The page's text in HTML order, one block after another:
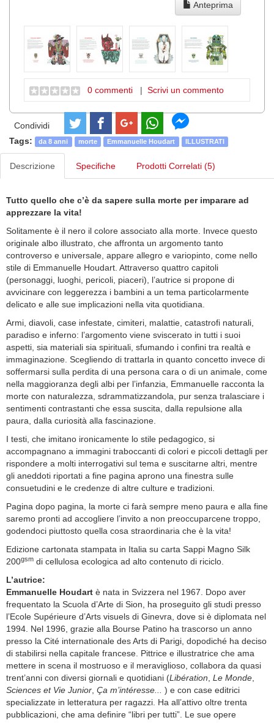
Anteprima
0 commenti | Scrivi un commento
Condividi
Tags:
da 8 anni morte Emmanuelle Houdart ILLUSTRATI
Descrizione Specifiche Prodotti Correlati (5)
Tutto quello che c’è da sapere sulla morte per imparare ad
apprezzare la vita!
Solitamente è il nero il colore associato alla morte. Invece questo
originale albo illustrato, che affronta un argomento tanto
controverso e universale, appare allegro e variopinto, come nello
stile di Emmanuelle Houdart. Attraverso quattro capitoli
(personaggi, luoghi, pericoli, piaceri), l’autrice si propone di
avvicinare con leggerezza i bambini a un tema particolarmente
delicato e alle sue implicazioni nella vita quotidiana.
Armi, diavoli, case infestate, cimiteri, malattie, catastrofi naturali,
paradiso e inferno: l’argomento viene sviscerato in tutti i suoi
aspetti, sia materiali sia spirituali, sfumando i confini tra realtà e
immaginazione. Scegliendo di trattarla in quanto concetto invece di
soffermarsi sulla perdita di una persona cara o di un animale, come
nella maggioranza degli albi per l’infanzia, Emmanuelle racconta la
morte con naturalezza, sdrammatizzandola, pur senza tralasciare i
sentimenti contrastanti che essa suscita, dalla repulsione alla
paura, dalla curiosità alla fascinazione.
I testi, che imitano ironicamente lo stile pedagogico, si
accompagnano a immagini traboccanti di colori e piccoli dettagli per
rispondere a molti interrogativi sul tema e suscitarne altri, mentre
gli aneddoti riportati a fine pagina aprono una finestra sulle
consuetudini e le credenze di altre culture e tradizioni.
Pagina dopo pagina, la morte ci farà sempre meno paura e alla fine
saremo pronti ad accogliere l’invito a non preoccuparcene troppo,
godendoci piuttosto quella cosa straordinaria che è la vita!
Edizione cartonata stampata in Italia su carta Sappi Magno Silk
200gsm di cellulosa ecologica ad alto contenuto di riciclo.
L’autrice:
Emmanuelle Houdart è nata in Svizzera nel 1967. Dopo aver
frequentato la Scuola d’Arte di Sion, ha proseguito gli studi presso
l’Ecole Supérieure d’Arts visuels di Ginevra, dove si è diplomata nel
1994. Nel 1996, grazie alla Bourse Patino ha trascorso un anno
presso la Cité internationale des Arts di Parigi, dopodiché ha deciso
di stabilirsi nella capitale francese. Pittrice e illustratrice che ama
mettere in scena il mostruoso e il meraviglioso, collabora da quasi
trent’anni con diversi giornali e quotidiani (Libération, Le Monde,
Sciences et Vie Junior, Ça m’intéresse... ) e con case editrici
specializzate in letteratura per ragazzi. Ha all’attivo oltre trenta
pubblicazioni, che ama definire “libri per tutti”. Le sue opere